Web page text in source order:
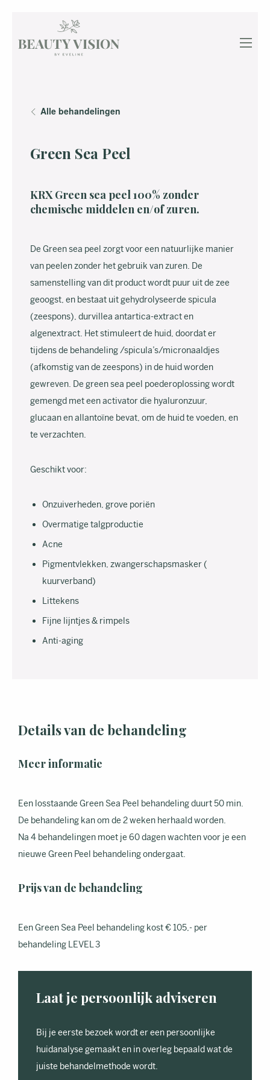
Alle behandelingen
Green Sea Peel
KRX Green sea peel 100% zonder
chemische middelen en/of zuren.
De Green sea peel zorgt voor een natuurlijke manier
van peelen zonder het gebruik van zuren. De
samenstelling van dit product wordt puur uit de zee
geoogst, en bestaat uit gehydrolyseerde spicula
(zeespons), durvillea antartica-extract en
algenextract. Het stimuleert de huid, doordat er
tijdens de behandeling /spicula’s/micronaaldjes
(afkomstig van de zeespons) in de huid worden
gewreven. De green sea peel poederoplossing wordt
gemengd met een activator die hyaluronzuur,
glucaan en allantoïne bevat, om de huid te voeden, en
te verzachten.
Geschikt voor:
Onzuiverheden, grove poriën
Overmatige talgproductie
Acne
Pigmentvlekken, zwangerschapsmasker (
kuurverband)
Littekens
Fijne lijntjes & rimpels
Anti-aging
Details van de behandeling
Meer informatie
Een losstaande Green Sea Peel behandeling duurt 50 min.
De behandeling kan om de 2 weken herhaald worden.
Na 4 behandelingen moet je 60 dagen wachten voor je een
nieuwe Green Peel behandeling ondergaat.
Prijs van de behandeling
Een Green Sea Peel behandeling kost € 105,- per
behandeling LEVEL 3
Laat je persoonlijk adviseren
Bij je eerste bezoek wordt er een persoonlijke
huidanalyse gemaakt en in overleg bepaald wat de
juiste behandelmethode wordt.